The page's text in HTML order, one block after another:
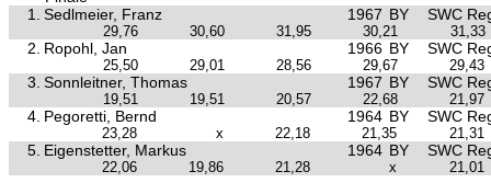
1.
Sedlmeier, Franz 1967 BY SWC
29,76 30,60 31,95 30,21 31,33
2. Ropohl, Jan 1966 BY SWC
25,50 29,01 28,56 29,67 29,43
3. Sonnleitner, Thomas 1967 BY SWC
19,51 19,51 20,57 22,68 21,97
4. Pegoretti, Bernd 1964 BY SWC
23,28 x 22,18 21,35 21,31
5. Eigenstetter, Markus 1964 BY SWC
22,06 19,86 21,28 x 21,01